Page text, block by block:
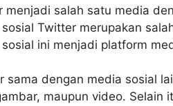
menjadi salah satu media
Twitter merupakan
ini menjadi platform
sama dengan media sosial
maupun video. Selain